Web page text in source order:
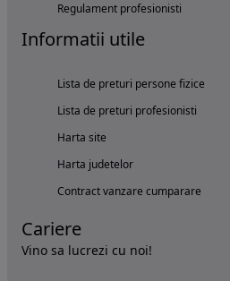
Regulament profesionisti
Informatii utile
Lista de preturi persone fizice
Lista de preturi profesionisti
Harta site
Harta judetelor
Contract vanzare cumparare
Cariere
Vino sa lucrezi cu noi!